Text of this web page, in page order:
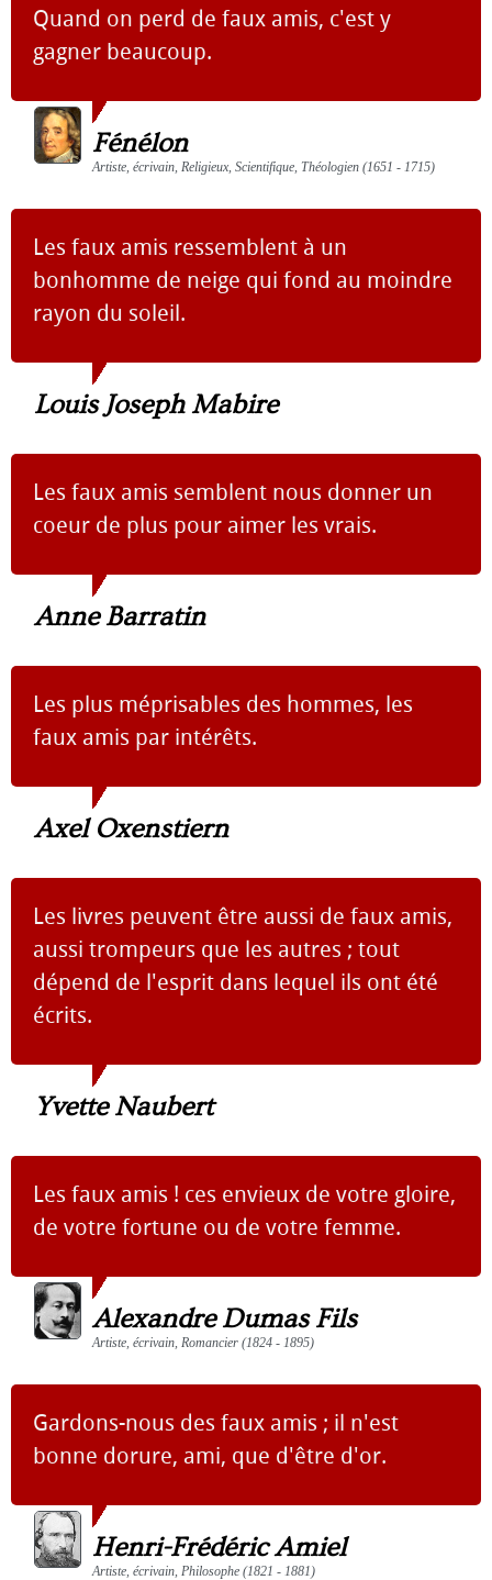
Quand on perd de faux amis, c'est y
gagner beaucoup.
Fénélon
Artiste, écrivain, Religieux, Scientifique, Théologien (1651 - 1715)
Les faux amis ressemblent à un
bonhomme de neige qui fond au moindre
rayon du soleil.
Louis Joseph Mabire
Les faux amis semblent nous donner un
coeur de plus pour aimer les vrais.
Anne Barratin
Les plus méprisables des hommes, les
faux amis par intérêts.
Axel Oxenstiern
Les livres peuvent être aussi de faux amis,
aussi trompeurs que les autres ; tout
dépend de l'esprit dans lequel ils ont été
écrits.
Yvette Naubert
Les faux amis ! ces envieux de votre gloire,
de votre fortune ou de votre femme.
Alexandre Dumas Fils
Artiste, écrivain, Romancier (1824 - 1895)
Gardons-nous des faux amis ; il n'est
bonne dorure, ami, que d'être d'or.
Henri-Frédéric Amiel
Artiste, écrivain, Philosophe (1821 - 1881)